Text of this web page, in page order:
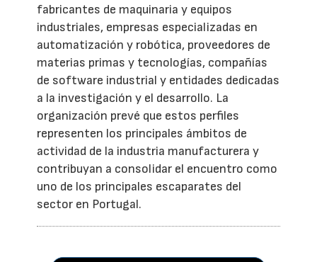
fabricantes de maquinaria y equipos
industriales, empresas especializadas en
automatización y robótica, proveedores de
materias primas y tecnologías, compañías
de software industrial y entidades dedicadas
a la investigación y el desarrollo. La
organización prevé que estos perfiles
representen los principales ámbitos de
actividad de la industria manufacturera y
contribuyan a consolidar el encuentro como
uno de los principales escaparates del
sector en Portugal.